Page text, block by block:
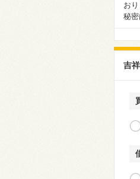
お
秘密
吉